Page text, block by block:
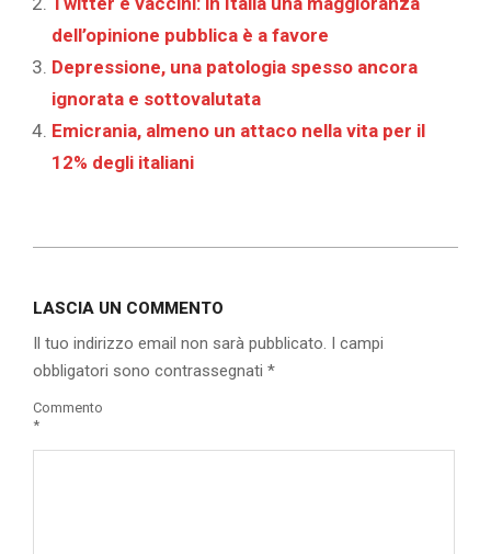
dell’opinione pubblica è a favore
Depressione, una patologia spesso ancora
ignorata e sottovalutata
Emicrania, almeno un attaco nella vita per il
12% degli italiani
30
LASCIA UN COMMENTO
Il tuo indirizzo email non sarà pubblicato. I campi
obbligatori sono contrassegnati *
Commento
*